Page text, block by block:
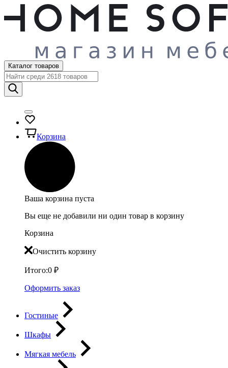
Каталог товаров
Корзина
Ваша корзина пуста
Вы еще не добавили ни один товар в корзину
Корзина
Очистить корзину
Итого:0 ₽
Оформить заказ
Гостиные
Шкафы
Мягкая мебель